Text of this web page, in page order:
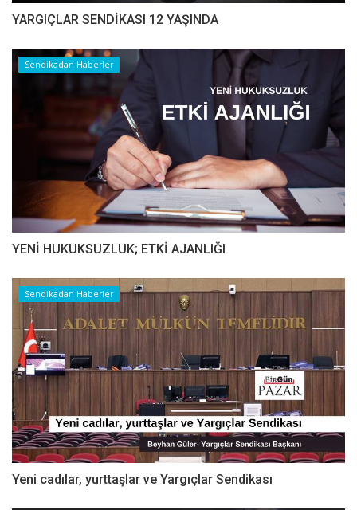
YARGIÇLAR SENDİKASI 12 YAŞINDA
Sendikadan Haberler
YENİ HUKUKSUZLUK; ETKİ AJANLIĞI
Sendikadan Haberler
Yeni cadılar, yurttaşlar ve Yargıçlar Sendikası